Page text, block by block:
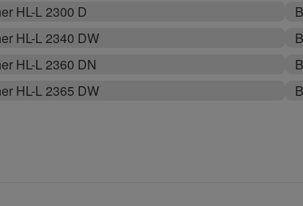
HL-L 2300 D
HL-L 2340 DW
HL-L 2360 DN
HL-L 2365 DW